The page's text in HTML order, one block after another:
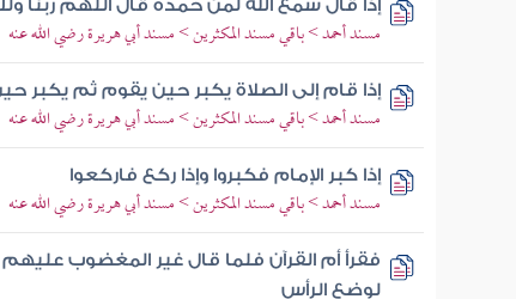
إذا قال سمع الله لمن حمده قال اللهم ربنا
مسند أحمد > باقي مسند المكثرين > مسند أبي هريرة رضي الله عنه
إذا قام إلى الصلاة يكبر حين يقوم ثم يكبر
مسند أحمد > باقي مسند المكثرين > مسند أبي هريرة رضي الله عنه
إذا كبر الإمام فكبروا وإذا ركع فاركعوا
مسند أحمد > باقي مسند المكثرين > مسند أبي هريرة رضي الله عنه
فقرأ أم القرآن فلما قال غير المغضوب عليهم
لوضع الرأس